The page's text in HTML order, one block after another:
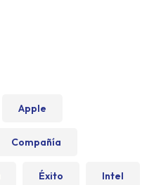
Apple
Compañía
Éxito Intel